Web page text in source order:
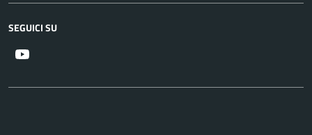
SEGUICI SU